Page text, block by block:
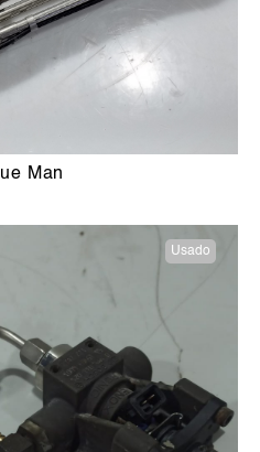
Man
Usado